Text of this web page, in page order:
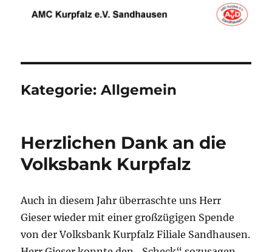
Kategorie:Allgemein
Herzlichen Dank an die
Volksbank Kurpfalz
Auch in diesem Jahr überraschte uns Herr
Gieser wieder mit einer großzügigen Spende
von der Volksbank Kurpfalz Filiale Sandhausen.